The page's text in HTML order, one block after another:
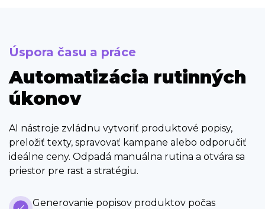
Úspora času a práce
Automatizácia rutinných
úkonov
AI nástroje zvládnu vytvoriť produktové popisy,
preložiť texty, spravovať kampane alebo odporučiť
ideálne ceny. Odpadá manuálna rutina a otvára sa
priestor pre rast a stratégiu.
Generovanie popisov produktov počas